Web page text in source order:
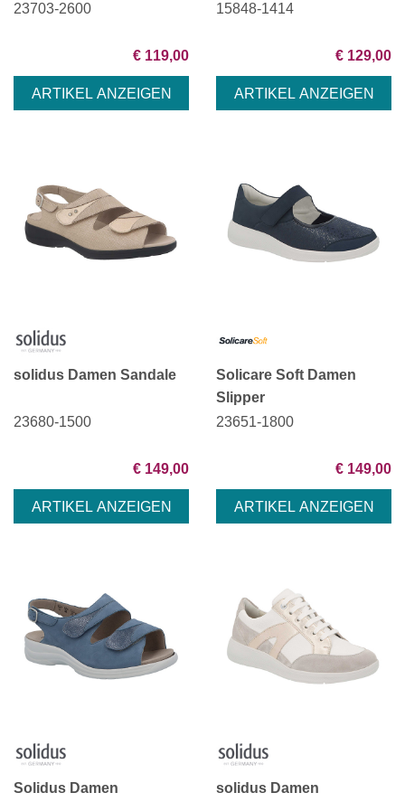
23703-2600
€ 119,00
15848-1414
€ 129,00
solidus Damen Sandale
23680-1500
€ 149,00
Solicare Soft Damen
Slipper
23651-1800
€ 149,00
Solidus Damen
solidus Damen